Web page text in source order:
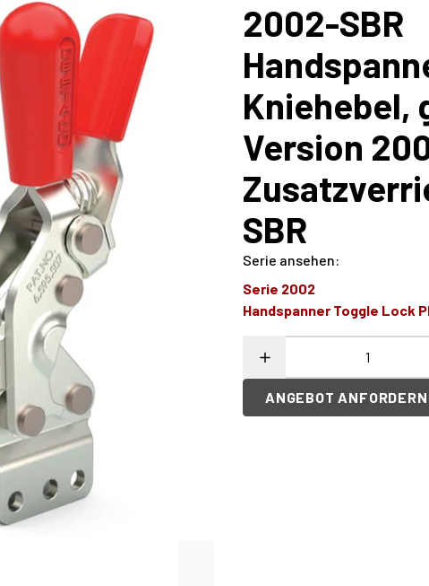
2002-SBR
Kniehebel,
Version
SBR
Serie ansehen:
Serie 2002
Handspanner Toggle Lock
ANGEBOT ANFORDERN